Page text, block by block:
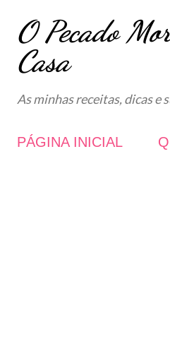
Avançar para o
O Pecado
Casa
As minhas receitas, dicas e
PÁGINA INICIAL